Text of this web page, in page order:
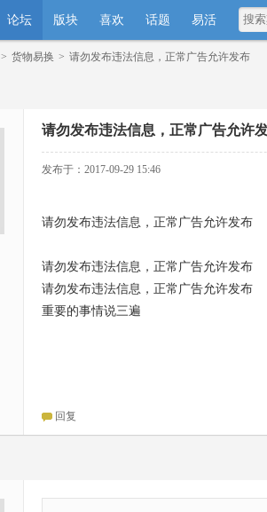
论坛 版块 喜欢 话题 易活
> 货物易换 > 请勿发布违法信息，正常广告允许发布
请勿发布违法信息，正常广告允许
发布于：2017-09-29 15:46
请勿发布违法信息，正常广告允许发布
请勿发布违法信息，正常广告允许发布
请勿发布违法信息，正常广告允许发布
重要的事情说三遍
回复